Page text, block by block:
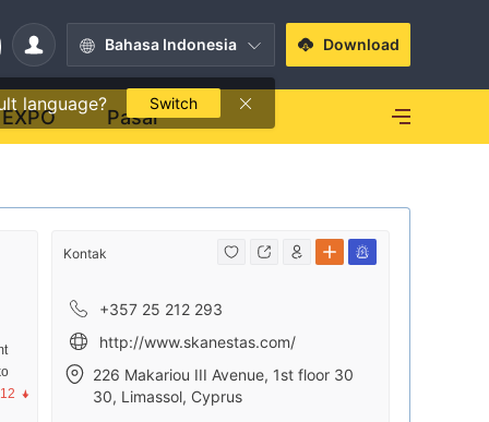
Bahasa Indonesia
language? Switch
Download
EXPO Pasar
Kontak
+357 25 212 293
http://www.skanestas.com/
226 Makariou III Avenue, 1st floor 30
30, Limassol, Cyprus